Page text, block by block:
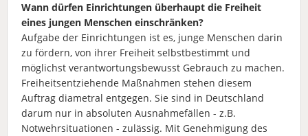
Wann dürfen Einrichtungen überhaupt die Freiheit
eines jungen Menschen einschränken?
Aufgabe der Einrichtungen ist es, junge Menschen darin
zu fördern, von ihrer Freiheit selbstbestimmt und
möglichst verantwortungsbewusst Gebrauch zu machen.
Freiheitsentziehende Maßnahmen stehen diesem
Auftrag diametral entgegen. Sie sind in Deutschland
darum nur in absoluten Ausnahmefällen - z.B.
Notwehrsituationen - zulässig. Mit Genehmigung des